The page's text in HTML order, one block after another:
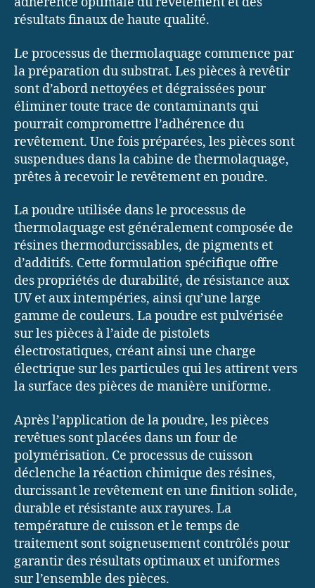
résultats finaux de haute qualité.
Le processus de thermolaquage commence par
la préparation du substrat. Les pièces à revêtir
sont d’abord nettoyées et dégraissées pour
éliminer toute trace de contaminants qui
pourrait compromettre l’adhérence du
revêtement. Une fois préparées, les pièces sont
suspendues dans la cabine de thermolaquage,
prêtes à recevoir le revêtement en poudre.
La poudre utilisée dans le processus de
thermolaquage est généralement composée de
résines thermodurcissables, de pigments et
d’additifs. Cette formulation spécifique offre
des propriétés de durabilité, de résistance aux
UV et aux intempéries, ainsi qu’une large
gamme de couleurs. La poudre est pulvérisée
sur les pièces à l’aide de pistolets
électrostatiques, créant ainsi une charge
électrique sur les particules qui les attirent vers
la surface des pièces de manière uniforme.
Après l’application de la poudre, les pièces
revêtues sont placées dans un four de
polymérisation. Ce processus de cuisson
déclenche la réaction chimique des résines,
durcissant le revêtement en une finition solide,
durable et résistante aux rayures. La
température de cuisson et le temps de
traitement sont soigneusement contrôlés pour
garantir des résultats optimaux et uniformes
sur l’ensemble des pièces.